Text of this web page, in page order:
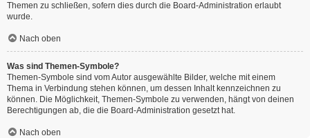
Themen zu schließen, sofern dies durch die Board-Administration erlaubt
wurde.
Nach oben
Was sind Themen-Symbole?
Themen-Symbole sind vom Autor ausgewählte Bilder, welche mit einem
Thema in Verbindung stehen können, um dessen Inhalt kennzeichnen zu
können. Die Möglichkeit, Themen-Symbole zu verwenden, hängt von deinen
Berechtigungen ab, die die Board-Administration gesetzt hat.
Nach oben